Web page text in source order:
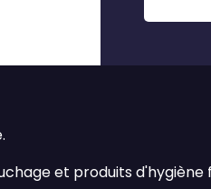
et produits